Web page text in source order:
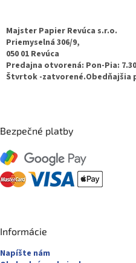
Majster Papier Revúca s.r.o.
Priemyselná 306/9,
050 01 Revúca
Predajna otvorená: Pon-Pia:
Štvrtok -zatvorené.Obedňajšia
Bezpečné platby
Informácie
Napíšte nám